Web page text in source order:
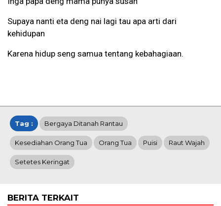
Supaya nanti eta deng nai lagi tau apa arti dari
kehidupan
Karena hidup seng samua tentang kebahagiaan.
Tag : Bergaya Ditanah Rantau
Kesediahan Orang Tua Orang Tua Puisi Raut Wajah
Setetes Keringat
BERITA TERKAIT